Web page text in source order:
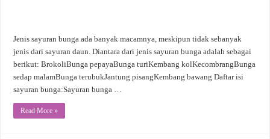
Jenis sayuran bunga ada banyak macamnya, meskipun tidak sebanyak
jenis dari sayuran daun. Diantara dari jenis sayuran bunga adalah sebagai
berikut: BrokoliBunga pepayaBunga turiKembang kolKecombrangBunga
sedap malamBunga terubukJantung pisangKembang bawang Daftar isi
sayuran bunga:Sayuran bunga …
Read More »